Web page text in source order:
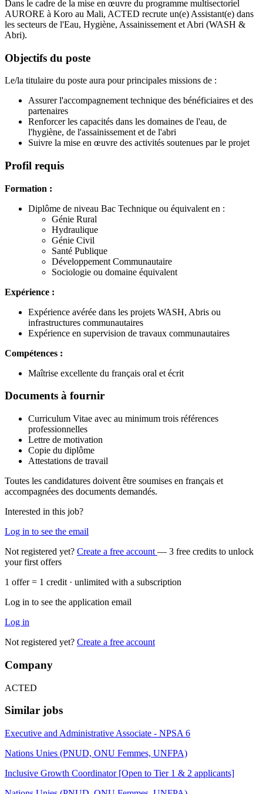
Dans le cadre de la mise en œuvre du programme multisectoriel
AURORE à Koro au Mali, ACTED recrute un(e) Assistant(e) dans
les secteurs de l'Eau, Hygiène, Assainissement et Abri (WASH &
Abri).
Objectifs du poste
Le/la titulaire du poste aura pour principales missions de :
Assurer l'accompagnement technique des bénéficiaires et des
partenaires
Renforcer les capacités dans les domaines de l'eau, de
l'hygiène, de l'assainissement et de l'abri
Suivre la mise en œuvre des activités soutenues par le projet
Profil requis
Formation :
Diplôme de niveau Bac Technique ou équivalent en :
Génie Rural
Hydraulique
Génie Civil
Santé Publique
Développement Communautaire
Sociologie ou domaine équivalent
Expérience :
Expérience avérée dans les projets WASH, Abris ou
infrastructures communautaires
Expérience en supervision de travaux communautaires
Compétences :
Maîtrise excellente du français oral et écrit
Documents à fournir
Curriculum Vitae avec au minimum trois références
professionnelles
Lettre de motivation
Copie du diplôme
Attestations de travail
Toutes les candidatures doivent être soumises en français et
accompagnées des documents demandés.
Interested in this job?
Log in to see the email
Not registered yet? Create a free account — 3 free credits to unlock
your first offers
1 offer = 1 credit · unlimited with a subscription
Log in to see the application email
Log in
Not registered yet? Create a free account
Company
ACTED
Similar jobs
Executive and Administrative Associate - NPSA 6
Nations Unies (PNUD, ONU Femmes, UNFPA)
Inclusive Growth Coordinator [Open to Tier 1 & 2 applicants]